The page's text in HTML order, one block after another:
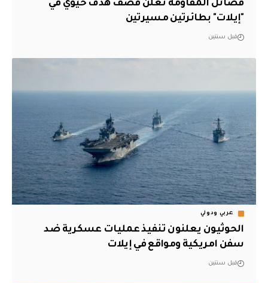
فصائل المقاومة تعلن قصف هدف حيوي في
"إيلات" بطائرتين مسيرتين
قبل سنتين
عربي ودولي
الحوثيون يعلنون تنفيذ عمليات عسكرية ضد
سفن امريكية ومواقع في إيلات
قبل سنتين